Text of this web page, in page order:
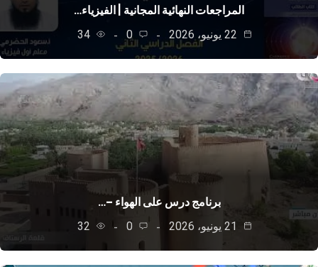
المراجعات النهائية المجانية | الفيزياء…
0
34
برنامج درس على الهواء –…
0
32